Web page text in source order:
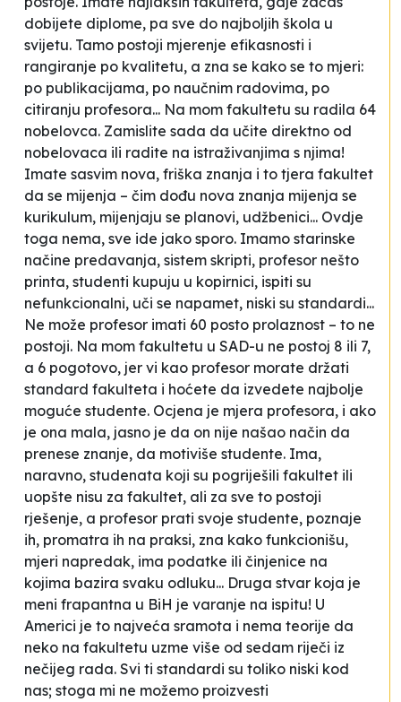
dobijete diplome, pa sve do najboljih škola u
svijetu. Tamo postoji mjerenje efikasnosti i
rangiranje po kvalitetu, a zna se kako se to mjeri:
po publikacijama, po naučnim radovima, po
citiranju profesora... Na mom fakultetu su radila 64
nobelovca. Zamislite sada da učite direktno od
nobelovaca ili radite na istraživanjima s njima!
Imate sasvim nova, friška znanja i to tjera fakultet
da se mijenja – čim dođu nova znanja mijenja se
kurikulum, mijenjaju se planovi, udžbenici... Ovdje
toga nema, sve ide jako sporo. Imamo starinske
načine predavanja, sistem skripti, profesor nešto
printa, studenti kupuju u kopirnici, ispiti su
nefunkcionalni, uči se napamet, niski su standardi...
Ne može profesor imati 60 posto prolaznost – to ne
postoji. Na mom fakultetu u SAD-u ne postoj 8 ili 7,
a 6 pogotovo, jer vi kao profesor morate držati
standard fakulteta i hoćete da izvedete najbolje
moguće studente. Ocjena je mjera profesora, i ako
je ona mala, jasno je da on nije našao način da
prenese znanje, da motiviše studente. Ima,
naravno, studenata koji su pogriješili fakultet ili
uopšte nisu za fakultet, ali za sve to postoji
rješenje, a profesor prati svoje studente, poznaje
ih, promatra ih na praksi, zna kako funkcionišu,
mjeri napredak, ima podatke ili činjenice na
kojima bazira svaku odluku... Druga stvar koja je
meni frapantna u BiH je varanje na ispitu! U
Americi je to najveća sramota i nema teorije da
neko na fakultetu uzme više od sedam riječi iz
nečijeg rada. Svi ti standardi su toliko niski kod
nas; stoga mi ne možemo proizvesti